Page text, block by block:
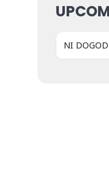
NI